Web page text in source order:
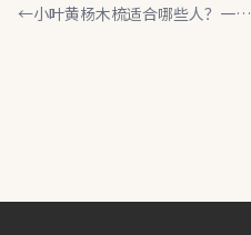
←小叶黄杨木梳适合哪些人？一篇